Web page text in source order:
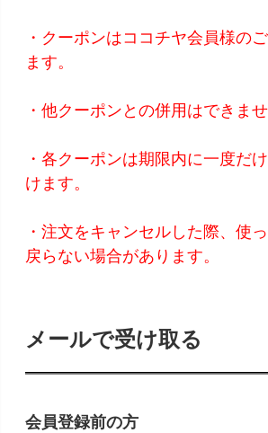
・クーポンはココチヤ会員様の
ます。
・他クーポンとの併用はできませ
・各クーポンは期限内に一度だ
けます。
・注文をキャンセルした際、使
戻らない場合があります。
メールで受け取る
会員登録前の方